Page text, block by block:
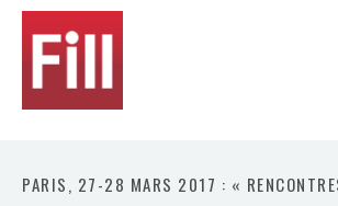
PARIS, 27-28 MARS 2017 : «